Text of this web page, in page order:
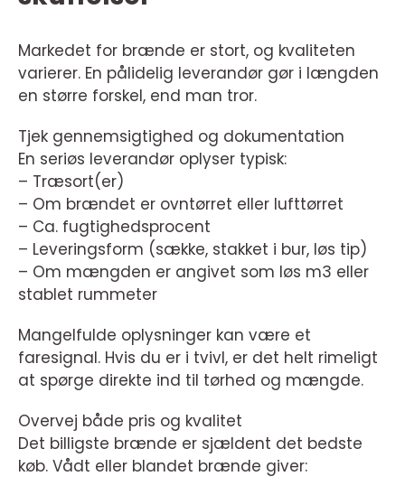
Markedet for brænde er stort, og kvaliteten
varierer. En pålidelig leverandør gør i længden
en større forskel, end man tror.
Tjek gennemsigtighed og dokumentation
En seriøs leverandør oplyser typisk:
– Træsort(er)
– Om brændet er ovntørret eller lufttørret
– Ca. fugtighedsprocent
– Leveringsform (sække, stakket i bur, løs tip)
– Om mængden er angivet som løs m3 eller
stablet rummeter
Mangelfulde oplysninger kan være et
faresignal. Hvis du er i tvivl, er det helt rimeligt
at spørge direkte ind til tørhed og mængde.
Overvej både pris og kvalitet
Det billigste brænde er sjældent det bedste
køb. Vådt eller blandet brænde giver: